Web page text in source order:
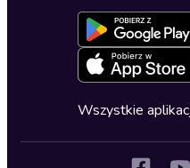
Dla młodzieżyFormularz
Deklaracja
Oferta dla firm i
Blog
Zapowiedzi
Cykle
Wszystkie